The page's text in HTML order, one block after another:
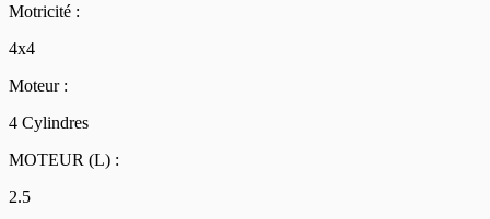
Motricité :
4x4
Moteur :
4 Cylindres
MOTEUR (L) :
2.5